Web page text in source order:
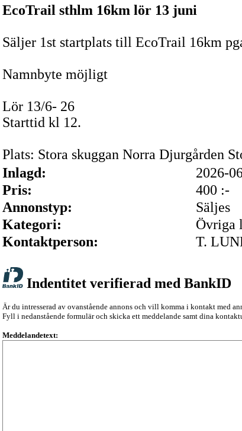
EcoTrail sthlm 16km lör 13 juni
Säljer 1st startplats till EcoTrail 16km
Namnbyte möjligt
Lör 13/6- 26
Starttid kl 12.
Plats: Stora skuggan Norra Djurgården
Inlagd:
2026-
Pris:
400 :-
Annonstyp:
Säljes
Kategori:
Övriga
Kontaktperson:
T.
Indentitet verifierad med BankID
Är du intresserad av ovanstående annons och vill komma i kontakt med
Fyll i nedanstående formulär och skicka ett meddelande samt dina
Meddelandetext: